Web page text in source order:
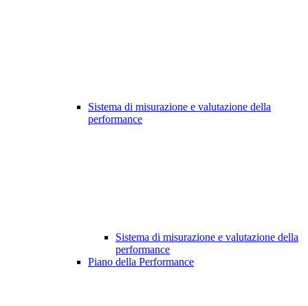
Sistema di misurazione e valutazione della
performance
Sistema di misurazione e valutazione della
performance
Piano della Performance